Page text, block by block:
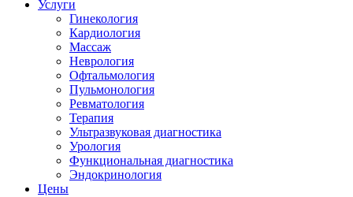
Услуги
Гинекология
Кардиология
Массаж
Неврология
Офтальмология
Пульмонология
Ревматология
Терапия
Ультразвуковая диагностика
Урология
Функциональная диагностика
Эндокринология
Цены